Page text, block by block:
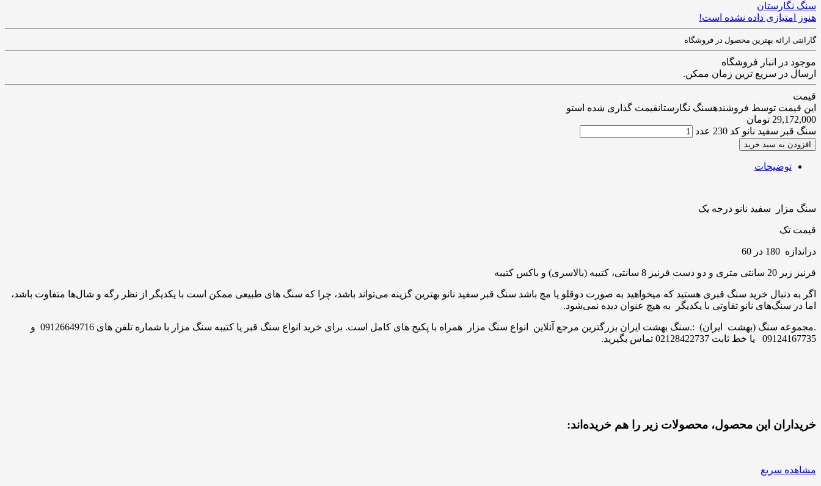
سنگ نگارستان
هنوز امتیازی داده نشده است!
گارانتی ارائه بهترین محصول در فروشگاه
موجود در انبار فروشگاه
ارسال در سریع ترین زمان ممکن.
قیمت
این قیمت توسط فروشندهسنگ نگارستانقیمت گذاری شده استو
29,172,000 تومان
سنگ قبر سفید نانو کد 230 عدد
افزودن به سبد خرید
توضیحات
سنگ مزار سفید نانو درجه یک
قیمت تک
دراندازه 180 در 60
قرنیز زیر 20 سانتی متری و دو دست قرنیز 8 سانتی، کتیبه (بالاسری) و باکس کتیبه
اگر به دنبال خرید سنگ قبری هستید که میخواهید به صورت دوقلو یا مچ باشد سنگ قبر سفید نانو بهترین گزینه می‌تواند باشد، چرا که سنگ های طبیعی ممکن است با یکدیگر از نظر رگه و شال‌ها متفاوت باشد،
اما در سنگ‌های نانو تفاوتی با یکدیگر به هیچ عنوان دیده نمی‌شود.
.مجموعه سنگ (بهشت ایران) :.سنگ بهشت ایران بزرگترین مرجع آنلاین انواع سنگ مزار همراه با پکیج های کامل است. برای خرید انواع سنگ قبر یا کتیبه سنگ مزار با شماره تلفن های 09126649716 و
09124167735 یا خط ثابت 02128422737 تماس بگیرید.
خریداران این محصول، محصولات زیر را هم خریده‌اند:
مشاهده سریع